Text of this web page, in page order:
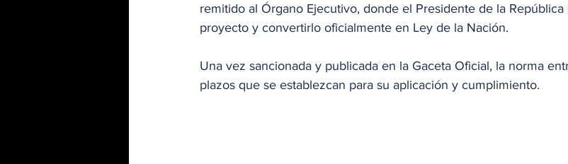
remitido al Órgano Ejecutivo, donde el Presidente de la República
proyecto y convertirlo oficialmente en Ley de la Nación.
Una vez sancionada y publicada en la Gaceta Oficial, la norma
plazos que se establezcan para su aplicación y cumplimiento.